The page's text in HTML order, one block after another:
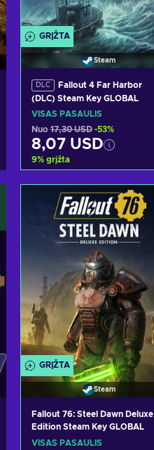
GRĮŽTA
Steam
DLC
Fallout 4 Far Harbor
(DLC) Steam Key GLOBAL
VISAS PASAULIS
Nuo 17,30 USD -53%
8,07 USD
9% grįžta
Pridėti į krepšelį
Peržiūrėti pasiūlymus
GRĮŽTA
Steam
Fallout 76: Steel Dawn Deluxe
Edition Steam Key GLOBAL
VISAS PASAULIS